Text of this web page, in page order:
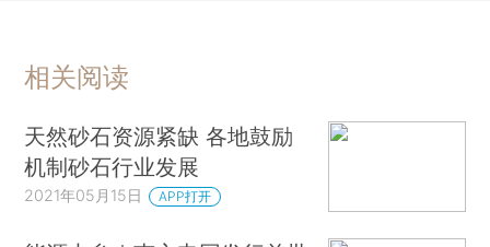
相关阅读
天然砂石资源紧缺 各地鼓励
机制砂石行业发展
2021年05月15日 APP打开